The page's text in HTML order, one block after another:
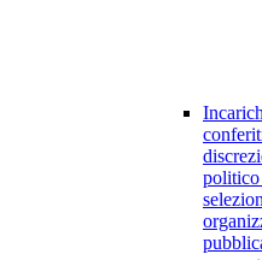
politico